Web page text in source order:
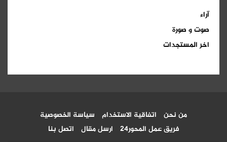
آراء
صوت و صورة
اخر المستجدات
من نحن اتفاقية الاستخدام
سياسة الخصوصية
فريق عمل المحور24
ارسل مقال اتصل بنا